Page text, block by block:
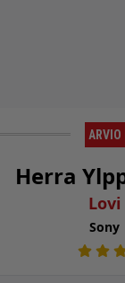
ARVIO
Herra
Lovi
Sony